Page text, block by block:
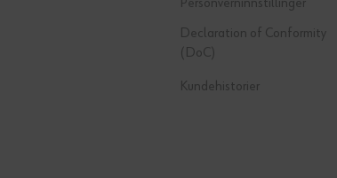
Personverninnstillinger
Declaration of Conformity
(DoC)
Kundehistorier